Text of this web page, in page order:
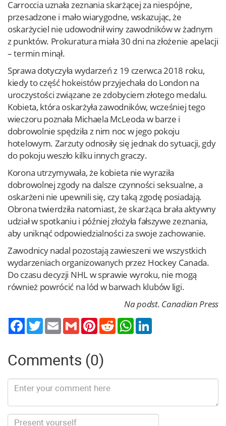
Carroccia uznała zeznania skarżącej za niespójne,
przesadzone i mało wiarygodne, wskazując, że
oskarżyciel nie udowodnił winy zawodników w żadnym
z punktów. Prokuratura miała 30 dni na złożenie apelacji
– termin minął.
Sprawa dotyczyła wydarzeń z 19 czerwca 2018 roku,
kiedy to część hokeistów przyjechała do London na
uroczystości związane ze zdobyciem złotego medalu.
Kobieta, która oskarżyła zawodników, wcześniej tego
wieczoru poznała Michaela McLeoda w barze i
dobrowolnie spędziła z nim noc w jego pokoju
hotelowym. Zarzuty odnosiły się jednak do sytuacji, gdy
do pokoju weszło kilku innych graczy.
Korona utrzymywała, że kobieta nie wyraziła
dobrowolnej zgody na dalsze czynności seksualne, a
oskarżeni nie upewnili się, czy taką zgodę posiadają.
Obrona twierdziła natomiast, że skarżąca brała aktywny
udział w spotkaniu i później złożyła fałszywe zeznania,
aby uniknąć odpowiedzialności za swoje zachowanie.
Zawodnicy nadal pozostają zawieszeni we wszystkich
wydarzeniach organizowanych przez Hockey Canada.
Do czasu decyzji NHL w sprawie wyroku, nie mogą
również powrócić na lód w barwach klubów ligi.
Na podst. Canadian Press
TwitterEmail Gmail PinterestReddit WhatsApp
Comments (0)